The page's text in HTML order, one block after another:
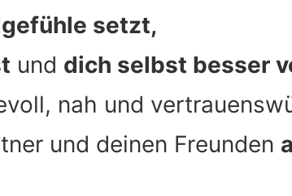
setzt,
und dich selbst besser
nah und
und deinen Freunden